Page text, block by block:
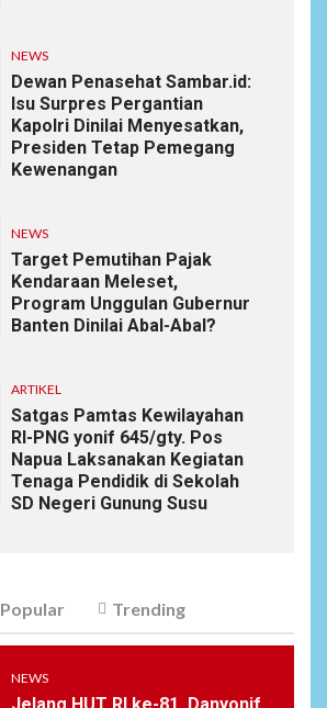
NEWS
Dewan Penasehat Sambar.id:
Isu Surpres Pergantian
Kapolri Dinilai Menyesatkan,
Presiden Tetap Pemegang
Kewenangan
NEWS
Target Pemutihan Pajak
Kendaraan Meleset,
Program Unggulan Gubernur
Banten Dinilai Abal-Abal?
ARTIKEL
Satgas Pamtas Kewilayahan
RI-PNG yonif 645/gty. Pos
Napua Laksanakan Kegiatan
Tenaga Pendidik di Sekolah
SD Negeri Gunung Susu
Popular Trending
NEWS
Jelang HUT RI ke-81, Danyonif